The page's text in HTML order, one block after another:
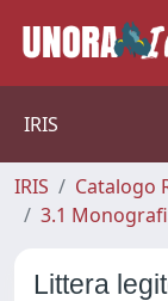
IRIS
IRIS Catalogo
3.1
Littera